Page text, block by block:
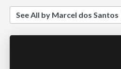
See All by Marcel dos Santos